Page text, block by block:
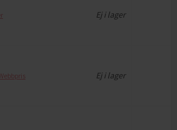
Ej i lager
Ej i lager